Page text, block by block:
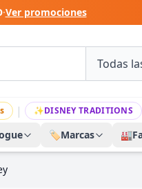
·Ver promociones
| ✨DISNEY TRADITIONS
🏷️Marcas 🏭